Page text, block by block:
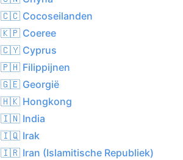
🇨🇨 Cocoseilanden
🇰🇵 Coeree
🇨🇾 Cyprus
🇵🇭 Filippijnen
🇬🇪 Georgië
🇭🇰 Hongkong
🇮🇳 India
🇮🇶 Irak
🇮🇷 Iran (Islamitische Republiek)